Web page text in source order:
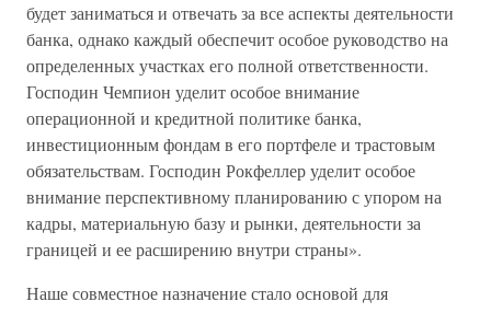
будет заниматься и отвечать за все аспекты деятельности
банка, однако каждый обеспечит особое руководство на
определенных участках его полной ответственности.
Господин Чемпион уделит особое внимание
операционной и кредитной политике банка,
инвестиционным фондам в его портфеле и трастовым
обязательствам. Господин Рокфеллер уделит особое
внимание перспективному планированию с упором на
кадры, материальную базу и рынки, деятельности за
границей и ее расширению внутри страны».
Наше совместное назначение стало основой для